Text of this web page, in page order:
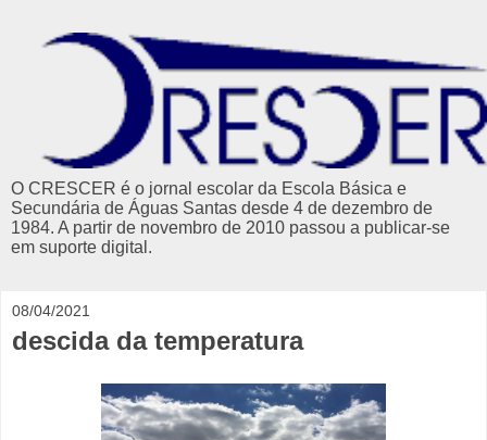
O CRESCER é o jornal escolar da Escola Básica e
Secundária de Águas Santas desde 4 de dezembro de
1984. A partir de novembro de 2010 passou a publicar-se
em suporte digital.
08/04/2021
descida da temperatura